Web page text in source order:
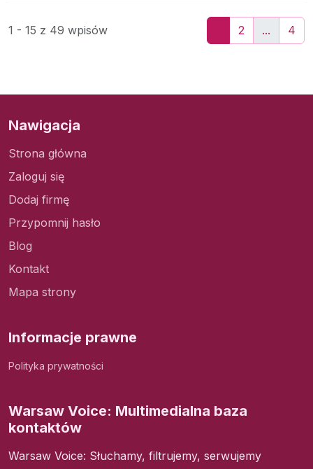
1 - 15 z 49 wpisów 2 ... 4
Nawigacja
Strona główna
Zaloguj się
Dodaj firmę
Przypomnij hasło
Blog
Kontakt
Mapa strony
Informacje prawne
Polityka prywatności
Warsaw Voice: Multimedialna baza
kontaktów
Warsaw Voice: Słuchamy, filtrujemy, serwujemy